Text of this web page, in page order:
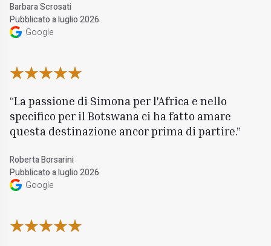
Barbara Scrosati
Pubblicato a luglio 2026
Google
La passione di Simona per l'Africa e nello
specifico per il Botswana ci ha fatto amare
questa destinazione ancor prima di partire.
Roberta Borsarini
Pubblicato a luglio 2026
Google